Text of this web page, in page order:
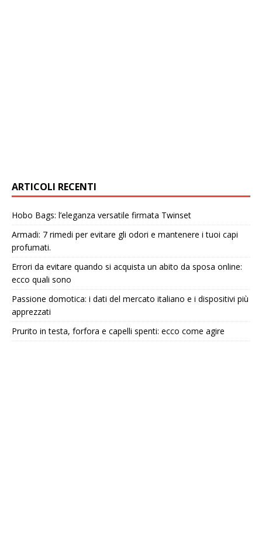
ARTICOLI RECENTI
Hobo Bags: l’eleganza versatile firmata Twinset
Armadi: 7 rimedi per evitare gli odori e mantenere i tuoi capi
profumati.
Errori da evitare quando si acquista un abito da sposa online:
ecco quali sono
Passione domotica: i dati del mercato italiano e i dispositivi più
apprezzati
Prurito in testa, forfora e capelli spenti: ecco come agire